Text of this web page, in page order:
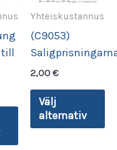
till
Den
här
produkten
Yhteiskustannus
(C9053)
2,00€
Välj
alternativ